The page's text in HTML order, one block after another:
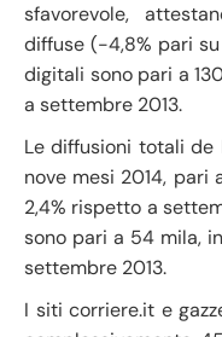
sfavorevole,
diffuse (-4,8% pari
digitali sono pari a
a settembre 2013.
Le diffusioni totali de
nove mesi 2014, pari
2,4% rispetto a
sono pari a 54 mila,
settembre 2013.
I siti corriere.it e